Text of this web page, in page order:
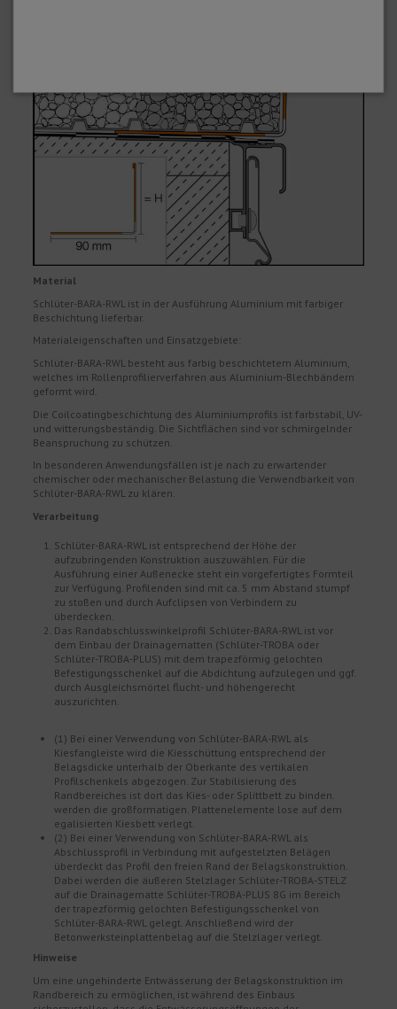
Material
Schlüter-BARA-RWL ist in der Ausführung Aluminium mit farbiger
Beschichtung lieferbar.
Materialeigenschaften und Einsatzgebiete:
Schlüter-BARA-RWL besteht aus farbig beschichtetem Aluminium,
welches im Rollenprofilierverfahren aus Aluminium-Blechbändern
geformt wird.
Die Coilcoatingbeschichtung des Aluminiumprofils ist farbstabil, UV-
und witterungsbeständig. Die Sichtflächen sind vor schmirgelnder
Beanspruchung zu schützen.
In besonderen Anwendungsfällen ist je nach zu erwartender
chemischer oder mechanischer Belastung die Verwendbarkeit von
Schlüter-BARA-RWL zu klären.
Verarbeitung
Schlüter-BARA-RWL ist entsprechend der Höhe der
aufzubringenden Konstruktion auszuwählen. Für die
Ausführung einer Außenecke steht ein vorgefertigtes Formteil
zur Verfügung. Profilenden sind mit ca. 5 mm Abstand stumpf
zu stoßen und durch Aufclipsen von Verbindern zu
überdecken.
Das Randabschlusswinkelprofil Schlüter-BARA-RWL ist vor
dem Einbau der Drainagematten (Schlüter-TROBA oder
Schlüter-TROBA-PLUS) mit dem trapezförmig gelochten
Befestigungsschenkel auf die Abdichtung aufzulegen und ggf.
durch Ausgleichsmörtel flucht- und höhengerecht
auszurichten.
(1) Bei einer Verwendung von Schlüter-BARA-RWL als
Kiesfangleiste wird die Kiesschüttung entsprechend der
Belagsdicke unterhalb der Oberkante des vertikalen
Profilschenkels abgezogen. Zur Stabilisierung des
Randbereiches ist dort das Kies- oder Splittbett zu binden.
werden die großformatigen. Plattenelemente lose auf dem
egalisierten Kiesbett verlegt.
(2) Bei einer Verwendung von Schlüter-BARA-RWL als
Abschlussprofil in Verbindung mit aufgestelzten Belägen
überdeckt das Profil den freien Rand der Belagskonstruktion.
Dabei werden die äußeren Stelzlager Schlüter-TROBA-STELZ
auf die Drainagematte Schlüter-TROBA-PLUS 8G im Bereich
der trapezförmig gelochten Befestigungsschenkel von
Schlüter-BARA-RWL gelegt. Anschließend wird der
Betonwerksteinplattenbelag auf die Stelzlager verlegt.
Hinweise
Um eine ungehinderte Entwässerung der Belagskonstruktion im
Randbereich zu ermöglichen, ist während des Einbaus